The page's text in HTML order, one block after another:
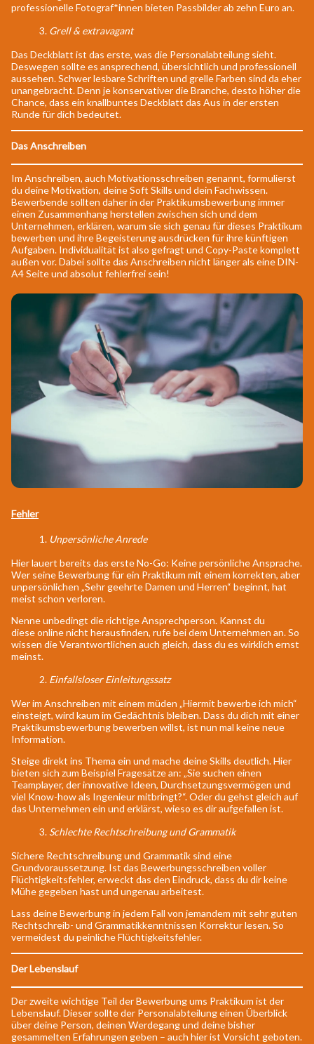
professionelle Fotograf*innen bieten Passbilder ab zehn Euro an.
3. Grell & extravagant
Das Deckblatt ist das erste, was die Personalabteilung sieht.
Deswegen sollte es ansprechend, übersichtlich und professionell
aussehen. Schwer lesbare Schriften und grelle Farben sind da eher
unangebracht. Denn je konservativer die Branche, desto höher die
Chance, dass ein knallbuntes Deckblatt das Aus in der ersten
Runde für dich bedeutet.
Das Anschreiben
Im Anschreiben, auch Motivationsschreiben genannt, formulierst
du deine Motivation, deine Soft Skills und dein Fachwissen.
Bewerbende sollten daher in der Praktikumsbewerbung immer
einen Zusammenhang herstellen zwischen sich und dem
Unternehmen, erklären, warum sie sich genau für dieses Praktikum
bewerben und ihre Begeisterung ausdrücken für ihre künftigen
Aufgaben. Individualität ist also gefragt und Copy-Paste komplett
außen vor. Dabei sollte das Anschreiben nicht länger als eine DIN-
A4 Seite und absolut fehlerfrei sein!
Fehler
1. Unpersönliche Anrede
Hier lauert bereits das erste No-Go: Keine persönliche Ansprache.
Wer seine Bewerbung für ein Praktikum mit einem korrekten, aber
unpersönlichen „Sehr geehrte Damen und Herren“ beginnt, hat
meist schon verloren.
Nenne unbedingt die richtige Ansprechperson. Kannst du
diese online nicht herausfinden, rufe bei dem Unternehmen an. So
wissen die Verantwortlichen auch gleich, dass du es wirklich ernst
meinst.
2. Einfallsloser Einleitungssatz
Wer im Anschreiben mit einem müden „Hiermit bewerbe ich mich“
einsteigt, wird kaum im Gedächtnis bleiben. Dass du dich mit einer
Praktikumsbewerbung bewerben willst, ist nun mal keine neue
Information.
Steige direkt ins Thema ein und mache deine Skills deutlich. Hier
bieten sich zum Beispiel Fragesätze an: „Sie suchen einen
Teamplayer, der innovative Ideen, Durchsetzungsvermögen und
viel Know-how als Ingenieur mitbringt?“. Oder du gehst gleich auf
das Unternehmen ein und erklärst, wieso es dir aufgefallen ist.
3. Schlechte Rechtschreibung und Grammatik
Sichere Rechtschreibung und Grammatik sind eine
Grundvoraussetzung. Ist das Bewerbungsschreiben voller
Flüchtigkeitsfehler, erweckt das den Eindruck, dass du dir keine
Mühe gegeben hast und ungenau arbeitest.
Lass deine Bewerbung in jedem Fall von jemandem mit sehr guten
Rechtschreib- und Grammatikkenntnissen Korrektur lesen. So
vermeidest du peinliche Flüchtigkeitsfehler.
Der Lebenslauf
Der zweite wichtige Teil der Bewerbung ums Praktikum ist der
Lebenslauf. Dieser sollte der Personalabteilung einen Überblick
über deine Person, deinen Werdegang und deine bisher
gesammelten Erfahrungen geben – auch hier ist Vorsicht geboten.